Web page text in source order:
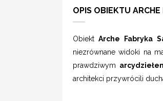
OPIS OBIEKTU
Obiekt Arche Fabryka
niezrównane widoki na
prawdziwym
architekci przywrócili